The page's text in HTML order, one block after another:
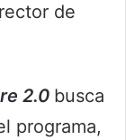
de
2.0 busca
programa,